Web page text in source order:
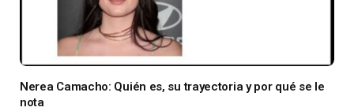
Nerea Camacho: Quién es, su trayectoria y por qué se le
nota